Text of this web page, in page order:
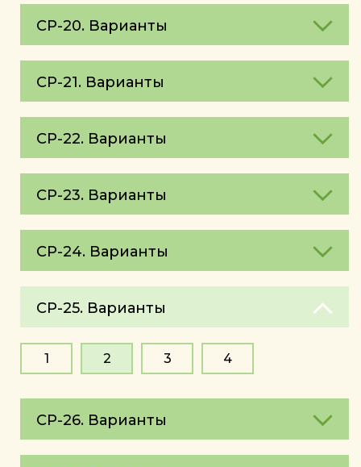
СР-20. Варианты
СР-21. Варианты
СР-22. Варианты
СР-23. Варианты
СР-24. Варианты
СР-25. Варианты
1 2 3 4
СР-26. Варианты